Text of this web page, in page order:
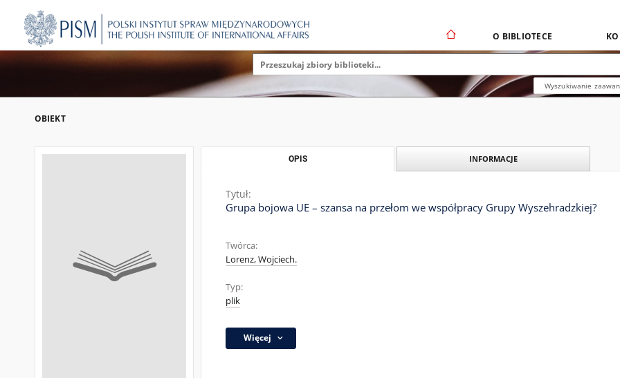
O BIBLIOTECE
Wyszukiwanie
OBIEKT
OPIS INFORMACJE
Tytuł:
Grupa bojowa UE – szansa na przełom we współpracy Grupy Wyszehradzkiej?
Twórca:
Lorenz, Wojciech.
Typ:
plik
Więcej